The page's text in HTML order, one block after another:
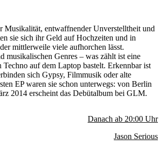
Musikalität, entwaffnender Unverstelltheit und
sie sich ihr Geld auf Hochzeiten und in
mittlerweile viele aufhorchen lässt.
musikalischen Genres – was zählt ist eine
auf dem Laptop bastelt. Erkennbar ist
sich Gypsy, Filmmusik oder alte
EP waren sie schon unterwegs: von Berlin
2014 erscheint das Debütalbum bei GLM.
Danach ab 20:00 Uhr
Jason Serious